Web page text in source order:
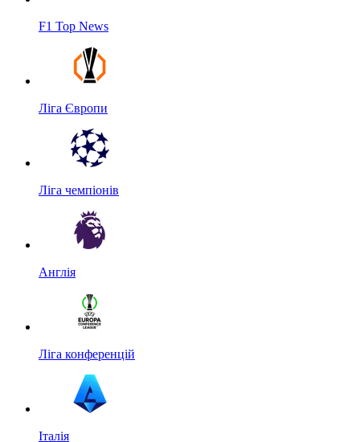
F1 Top News
Ліга Європи
Ліга чемпіонів
Англія
Ліга конференцій
Італія